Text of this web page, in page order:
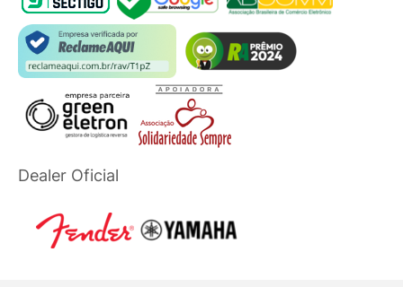
Dealer Oficial